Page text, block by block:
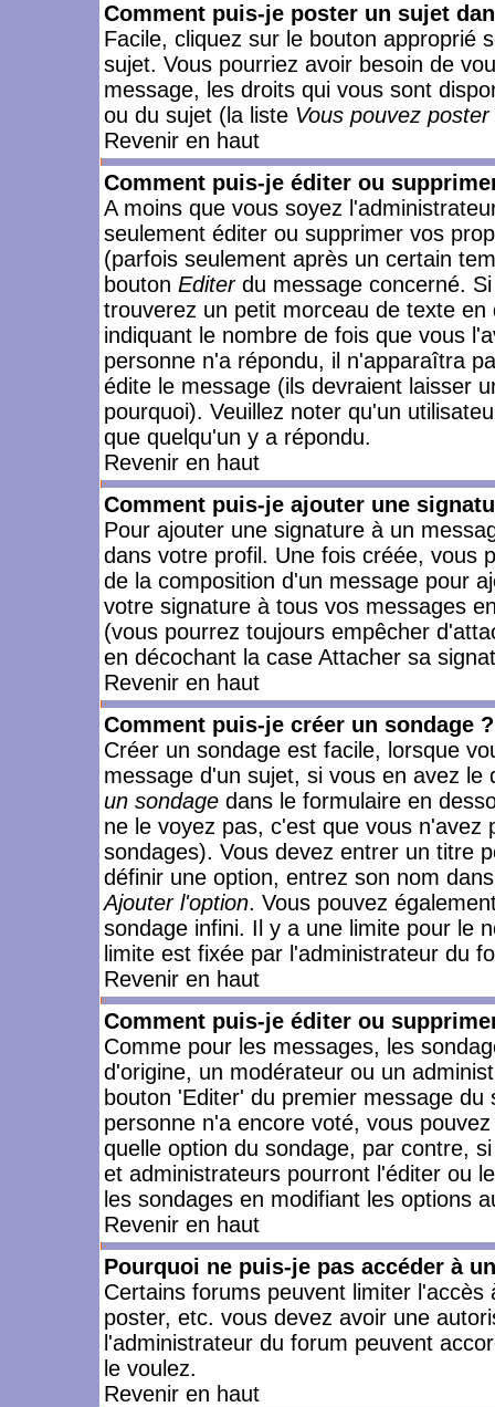
Comment puis-je poster un sujet
Facile, cliquez sur le bouton approprié
sujet. Vous pourriez avoir besoin de
message, les droits qui vous sont
ou du sujet (la liste Vous pouvez
Revenir en haut
Comment puis-je éditer ou
A moins que vous soyez
seulement éditer ou supprimer vos
(parfois seulement après un certain
bouton Editerdu message concerné.
trouverez un petit morceau de texte
indiquant le nombre de fois que vous
personne n'a répondu, il n'apparaîtra
édite le message (ils devraient laisser
pourquoi). Veuillez noter qu'un
que quelqu'un y a répondu.
Revenir en haut
Comment puis-je ajouter une
Pour ajouter une signature à un
dans votre profil. Une fois créée, vous
de la composition d'un message pour
votre signature à tous vos messages
(vous pourrez toujours empêcher
en décochant la case Attacher sa
Revenir en haut
Comment puis-je créer un sondage ?
Créer un sondage est facile, lorsque
message d'un sujet, si vous en avez
un sondage dans le formulaire en
ne le voyez pas, c'est que vous
sondages). Vous devez entrer un titre
définir une option, entrez son nom
Ajouter l'option. Vous pouvez
sondage infini. Il y a une limite pour le
limite est fixée par l'administrateur du
Revenir en haut
Comment puis-je éditer ou
Comme pour les messages, les
d'origine, un modérateur ou un
bouton 'Editer' du premier message
personne n'a encore voté, vous
quelle option du sondage, par contre,
et administrateurs pourront l'éditer ou
les sondages en modifiant les options
Revenir en haut
Pourquoi ne puis-je pas accéder à
Certains forums peuvent limiter
poster, etc. vous devez avoir une
l'administrateur du forum peuvent
le voulez.
Revenir en haut